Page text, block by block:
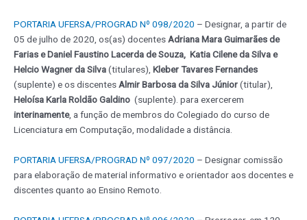
PORTARIA UFERSA/PROGRAD Nº 098/2020 – Designar, a partir de
05 de julho de 2020, os(as) docentesAdriana Mara Guimarães de
Farias e Daniel Faustino Lacerda de Souza, Katia Cilene da Silva e
Helcio Wagner da Silva(titulares), Kleber Tavares Fernandes
(suplente) e os discentesAlmir Barbosa da Silva Júnior(titular),
Heloísa Karla Roldão Galdino (suplente). para exercerem
interinamente, a função de membros do Colegiado do curso de
Licenciatura em Computação, modalidade a distância.
PORTARIA UFERSA/PROGRAD Nº 097/2020 – Designar comissão
para elaboração de material informativo e orientador aos docentes e
discentes quanto ao Ensino Remoto.